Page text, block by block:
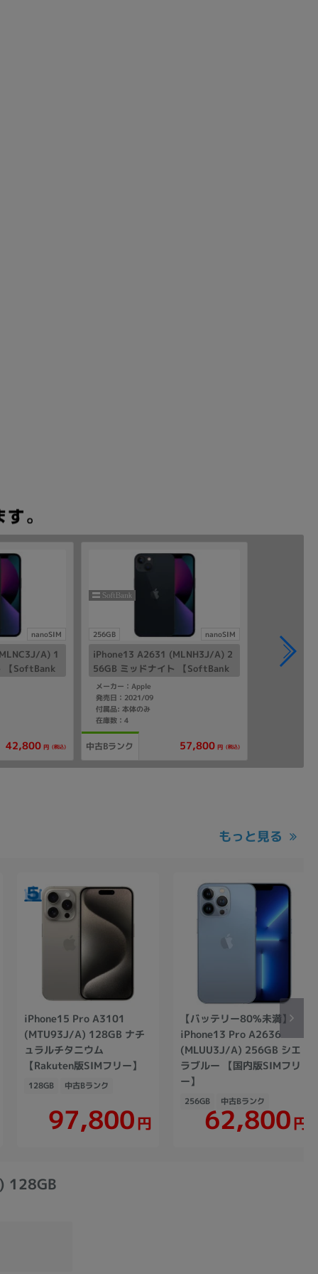
nanoSIM
A) 1
【SoftBank
42,800 円 (税込)
256GB nanoSIM
iPhone13 A2631 (MLNH3J/A) 2
56GB ミッドナイト 【SoftBank
版SIMフリー】
メーカー：Apple
発売日：2021/09
付属品: 本体のみ
在庫数：4
中古Bランク 57,800 円 (税込)
もっと見る
iPhone15 Pro A3101
(MTU93J/A) 128GB ナチ
ュラルチタニウム
【Rakuten版SIMフリー】
128GB 中古Bランク
97,800円
【バッテリー80%未満】
iPhone13 Pro A2636
(MLUU3J/A) 256GB シエ
ラブルー 【国内版SIMフリ
ー】
256GB 中古Bランク
62,800円
128GB